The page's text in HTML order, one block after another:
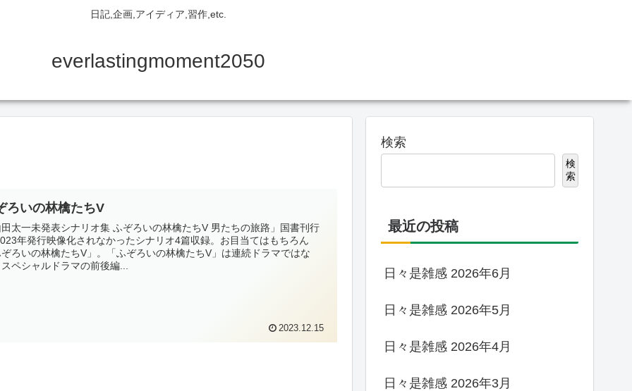
日記,企画,アイディア,習作,etc.
everlastingmoment2050
ろいの林檎たちV
田太一未発表シナリオ集 ふぞろいの林檎たちV 男たちの旅路」国書刊行
年発行映像化されなかったシナリオ4篇収録。お目当てはもちろん
ぞろいの林檎たちV」。「ふぞろいの林檎たちV」は連続ドラマではな
スペシャルドラマの前後編...
2023.12.15
検索
検
索
最近の投稿
日々是雑感 2026年6月
日々是雑感 2026年5月
日々是雑感 2026年4月
日々是雑感 2026年3月